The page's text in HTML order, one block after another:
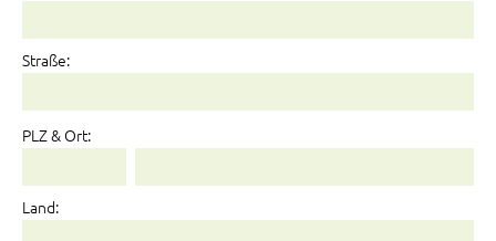
Straße:
PLZ & Ort:
Land: